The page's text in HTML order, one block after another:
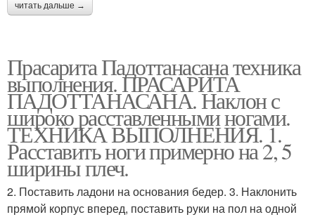
читать дальше →
Прасарита Падоттанасана техника
выполнения. ПРАСАРИТА
ПАДОТТАНАСАНА. Наклон с
широко расставленными ногами.
ТЕХНИКА ВЫПОЛНЕНИЯ. 1.
Расставить ноги примерно на 2, 5
ширины плеч.
2. Поставить ладони на основания бедер. 3. Наклонить
прямой корпус вперед, поставить руки на пол на одной